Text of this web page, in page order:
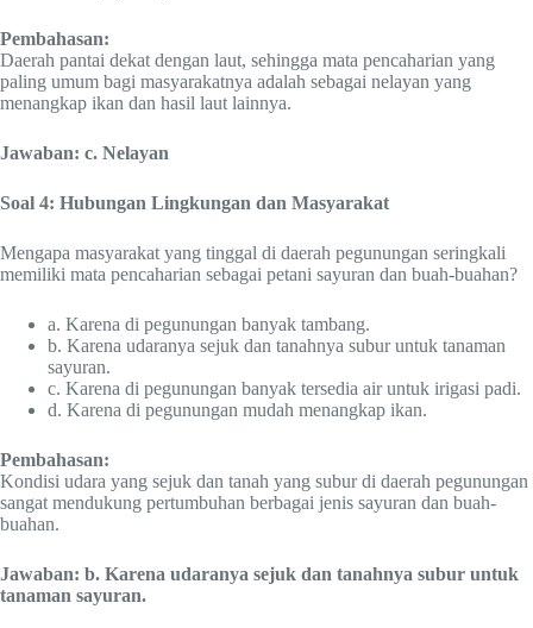
Pembahasan:
Daerah pantai dekat dengan laut, sehingga mata pencaharian yang
paling umum bagi masyarakatnya adalah sebagai nelayan yang
menangkap ikan dan hasil laut lainnya.
Jawaban: c. Nelayan
Soal 4: Hubungan Lingkungan dan Masyarakat
Mengapa masyarakat yang tinggal di daerah pegunungan seringkali
memiliki mata pencaharian sebagai petani sayuran dan buah-buahan?
a. Karena di pegunungan banyak tambang.
b. Karena udaranya sejuk dan tanahnya subur untuk tanaman
sayuran.
c. Karena di pegunungan banyak tersedia air untuk irigasi padi.
d. Karena di pegunungan mudah menangkap ikan.
Pembahasan:
Kondisi udara yang sejuk dan tanah yang subur di daerah pegunungan
sangat mendukung pertumbuhan berbagai jenis sayuran dan buah-
buahan.
Jawaban: b. Karena udaranya sejuk dan tanahnya subur untuk
tanaman sayuran.